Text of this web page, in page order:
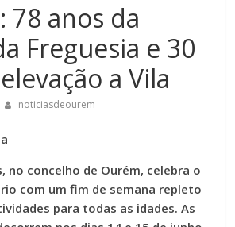
78 anos da
Freguesia e 30
a Vila
noticiasdeourem
no concelho de Ourém, celebra o
com um fim de semana repleto
para todas as idades. As